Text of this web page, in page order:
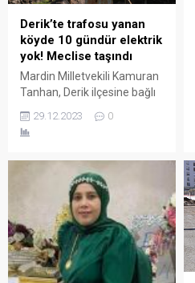
Derik’te trafosu yanan
köyde 10 gündür elektrik
yok! Meclise taşındı
Mardin Milletvekili Kamuran
Tanhan, Derik ilçesine bağlı
trafonun yanması sonucu
10 gündür elektriklerin
Meclis gündemine taşıdı.
29.12.2023 0